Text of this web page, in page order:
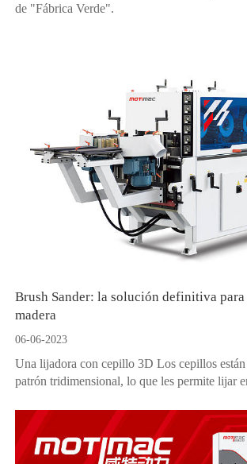
de "Fábrica Verde".
Brush Sander: la solución definitiva
madera
06-06-2023
Una lijadora con cepillo 3D Los cepillos están
patrón tridimensional, lo que les permite lijar
sea ideal para lijar formas y contornos
de difícil acceso.